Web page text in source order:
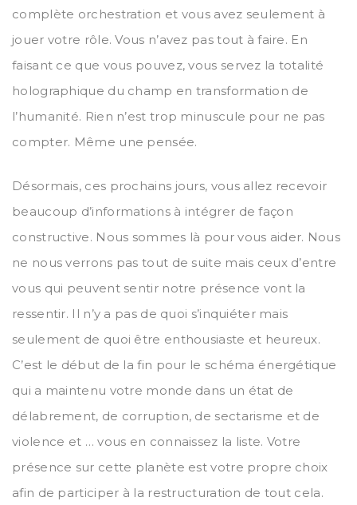
complète orchestration et vous avez seulement à
jouer votre rôle. Vous n’avez pas tout à faire. En
faisant ce que vous pouvez, vous servez la totalité
holographique du champ en transformation de
l’humanité. Rien n’est trop minuscule pour ne pas
compter. Même une pensée.
Désormais, ces prochains jours, vous allez recevoir
beaucoup d’informations à intégrer de façon
constructive. Nous sommes là pour vous aider. Nous
ne nous verrons pas tout de suite mais ceux d’entre
vous qui peuvent sentir notre présence vont la
ressentir. Il n’y a pas de quoi s’inquiéter mais
seulement de quoi être enthousiaste et heureux.
C’est le début de la fin pour le schéma énergétique
qui a maintenu votre monde dans un état de
délabrement, de corruption, de sectarisme et de
violence et … vous en connaissez la liste. Votre
présence sur cette planète est votre propre choix
afin de participer à la restructuration de tout cela.